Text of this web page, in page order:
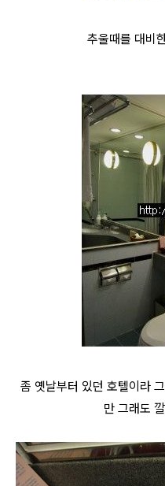
추울때를 대비
좀 옛날부터 있던 호텔이라
만 그래도